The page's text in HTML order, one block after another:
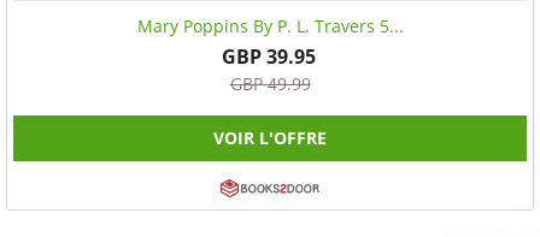
Mary Poppins By P. L. Travers 5...
GBP 39.95
GBP 49.99
VOIR L'OFFRE